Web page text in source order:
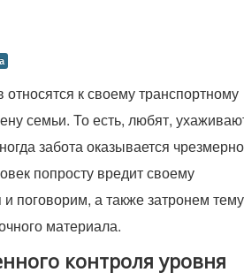
к своему транспортному
семьи. То есть, любят,
забота оказывается
попросту вредит своему
поговорим, а также затронем тему
материала.
контроля уровня